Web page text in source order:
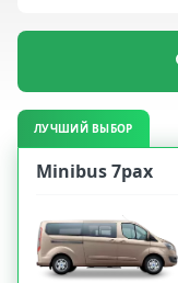
ЛУЧШИЙ ВЫБОР
Minibus 7pax